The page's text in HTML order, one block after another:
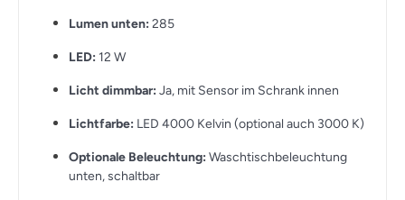
Lumen unten: 285
LED: 12 W
Licht dimmbar: Ja, mit Sensor im Schrank innen
Lichtfarbe: LED 4000 Kelvin (optional auch 3000 K)
Optionale Beleuchtung: Waschtischbeleuchtung
unten, schaltbar